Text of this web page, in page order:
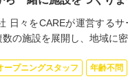
日々をCAREが運営する
の施設を展開し、地域に密
ープニングスタッフ 年齢不問